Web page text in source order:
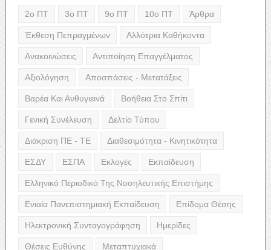
2ο ΠΤ 3ο ΠΤ 9ο ΠΤ 10ο ΠΤ Άρθρα
Έκθεση Πεπραγμένων Αλλότρια Καθήκοντα
Ανακοινώσεις Αντιποίηση Επαγγέλματος
Αξιολόγηση Αποσπάσεις - Μετατάξεις
Βαρέα Και Ανθυγιεινά Βοήθεια Στο Σπίτι
Γενική Συνέλευση Δελτίο Τύπου
Διάκριση ΠΕ - ΤΕ Διαθεσιμότητα - Κινητικότητα
ΕΣΔΥ ΕΣΠΑ Εκλογές Εκπαίδευση
Ελληνικό Περιοδικό Της Νοσηλευτικής Επιστήμης
Ενιαία Πανεπιστημιακή Εκπαίδευση Επίδομα Θέσης
Ηλεκτρονική Συνταγογράφηση Ημερίδες
Θέσεις Ευθύνης Μεταπτυχιακά